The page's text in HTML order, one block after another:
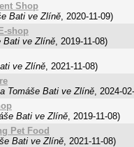
Shop
Bati ve Zlíně, 2020-11-09)
shop
Bati ve Zlíně, 2019-11-08)
ve Zlíně, 2021-11-08)
Tomáše Bati ve Zlíně, 2024-
Bati ve Zlíně, 2019-11-08)
Pet Food
Bati ve Zlíně, 2021-11-08)